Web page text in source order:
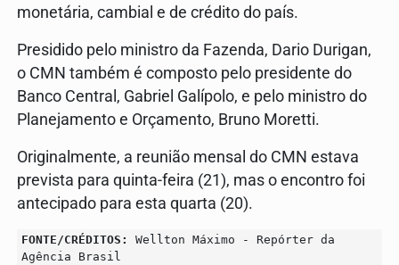
monetária, cambial e de crédito do país.
Presidido pelo ministro da Fazenda, Dario Durigan,
o CMN também é composto pelo presidente do
Banco Central, Gabriel Galípolo, e pelo ministro do
Planejamento e Orçamento, Bruno Moretti.
Originalmente, a reunião mensal do CMN estava
prevista para quinta-feira (21), mas o encontro foi
antecipado para esta quarta (20).
FONTE/CRÉDITOS:
Wellton Máximo - Repórter da
Agência Brasil